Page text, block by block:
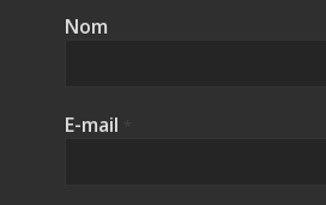
Nom
E-mail